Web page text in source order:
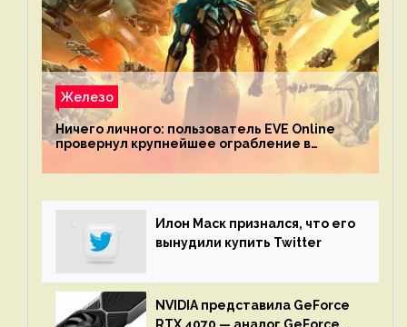
Железо
Ничего личного: пользователь EVE Online
провернул крупнейшее ограбление в
механике
Илон Маск признался, что его
вынудили купить Twitter
NVIDIA представила GeForce